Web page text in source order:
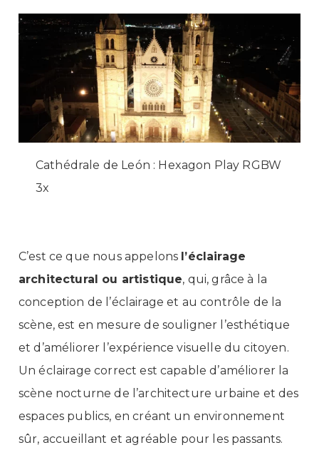
Cathédrale de León : Hexagon Play RGBW
3x
C’est ce que nous appelons l’éclairage
architectural ou artistique, qui, grâce à la
conception de l’éclairage et au contrôle de la
scène, est en mesure de souligner l’esthétique
et d’améliorer l’expérience visuelle du citoyen.
Un éclairage correct est capable d’améliorer la
scène nocturne de l’architecture urbaine et des
espaces publics, en créant un environnement
sûr, accueillant et agréable pour les passants.